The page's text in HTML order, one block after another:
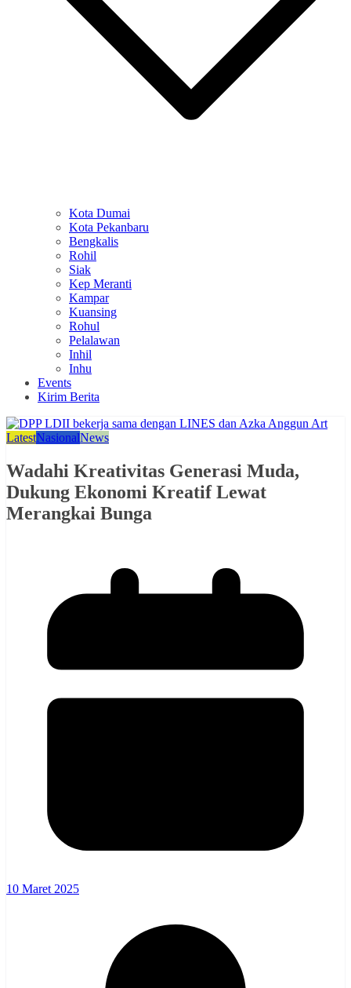
Kota Dumai
Kota Pekanbaru
Bengkalis
Rohil
Siak
Kep Meranti
Kampar
Kuansing
Rohul
Pelalawan
Inhil
Inhu
Events
Kirim Berita
LatestNasionalNews
Wadahi Kreativitas Generasi Muda,
Dukung Ekonomi Kreatif Lewat
Merangkai Bunga
10 Maret 2025